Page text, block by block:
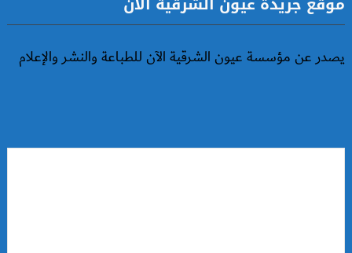
يصدر عن مؤسسة عيون الشرقية الآن للطباعة والنشر والإعلام